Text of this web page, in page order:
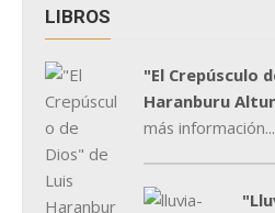
LIBROS
"El Crepúsculo
Haranburu
más información...